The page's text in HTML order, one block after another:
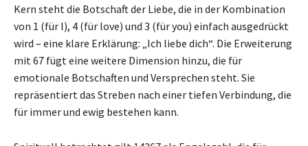
Kern steht die Botschaft der Liebe, die in der Kombination
von 1 (für I), 4 (für love) und 3 (für you) einfach ausgedrückt
wird – eine klare Erklärung: „Ich liebe dich“. Die Erweiterung
mit 67 fügt eine weitere Dimension hinzu, die für
emotionale Botschaften und Versprechen steht. Sie
repräsentiert das Streben nach einer tiefen Verbindung, die
für immer und ewig bestehen kann.